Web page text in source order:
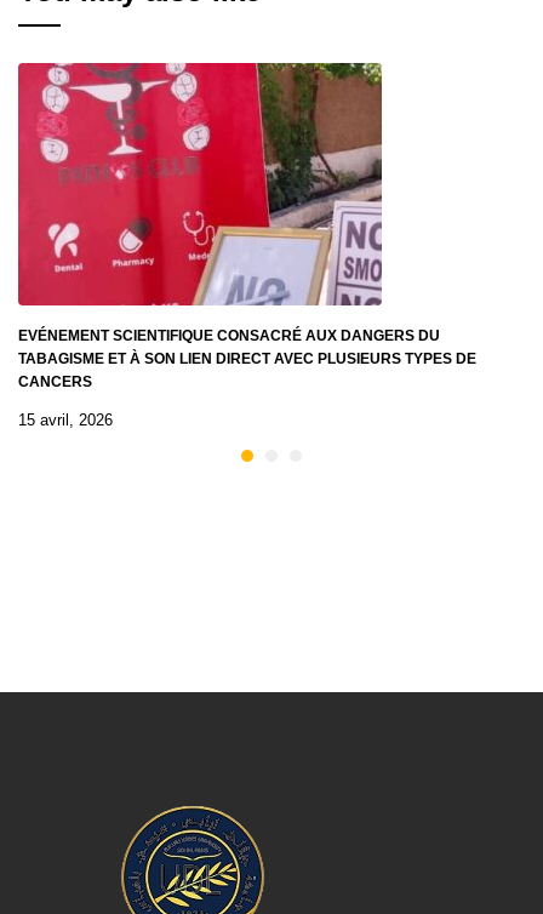
EVÉNEMENT SCIENTIFIQUE CONSACRÉ AUX DANGERS DU
TABAGISME ET À SON LIEN DIRECT AVEC PLUSIEURS TYPES DE
CANCERS
15 avril, 2026